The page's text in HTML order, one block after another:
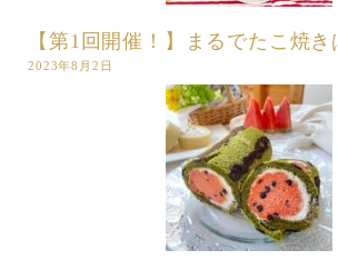
【第1回開催！】まるでたこ焼き
2023年8月2日